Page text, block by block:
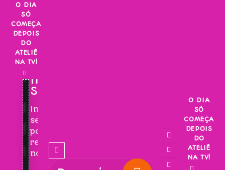
Skip
content
O DIA
SÓ
COMEÇA
DEPOIS
DO
ATELIÊ
NA TV!
INSCREVA-
SE!
Inscreva-
se
para
receber
novidades!
O DIA
SÓ
COMEÇA
DEPOIS
DO
ATELIÊ
NA TV!